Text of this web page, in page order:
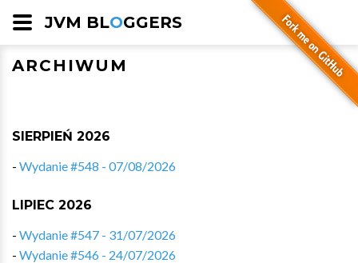
JVM BLOGGERS
ARCHIWUM
SIERPIEŃ 2026
- Wydanie #548 - 07/08/2026
LIPIEC 2026
- Wydanie #547 - 31/07/2026
- Wydanie #546 - 24/07/2026